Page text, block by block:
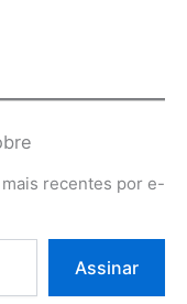
recentes por e-
Assinar